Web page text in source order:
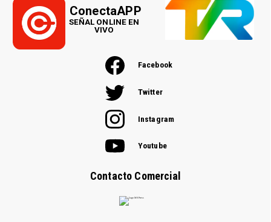
Facebook
Twitter
Instagram
Youtube
Contacto Comercial
ConectaAPP
SEÑAL ONLINE EN
VIVO